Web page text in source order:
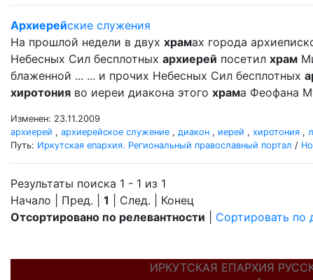
Архиерейские служения
На прошлой недели в двух храмах города
Небесных Сил бесплотных архиерей посетил храм
блаженной ... ... и прочих Небесных Сил бесплотных
хиротония во иереи диакона этого храма Феофана
Изменен: 23.11.2009
архиерей , архиерейское служение , диакон , иерей , хиротония ,
Путь: Иркутская епархия. Региональный православный портал /
Результаты поиска 1 - 1 из 1
Начало | Пред. | 1 | След. | Конец
Отсортировано по релевантности
Сортировать по
ИРКУТСКАЯ ЕПАРХИЯ